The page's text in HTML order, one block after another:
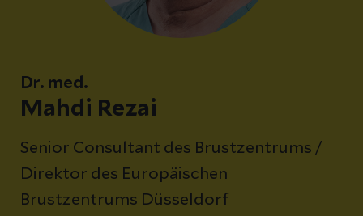
Dr. med.
Mahdi Rezai
Senior Consultant des Brustzentrums /
Direktor des Europäischen
Brustzentrums Düsseldorf